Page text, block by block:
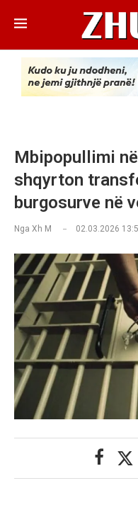
Mbipopullimi
shqyrton
burgosurve në
Nga Xh M 02.03.2026